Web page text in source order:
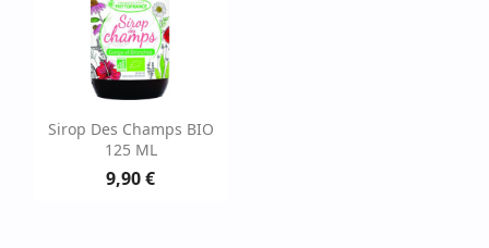
Sirop Des Champs BIO
125 ML
9,90 €